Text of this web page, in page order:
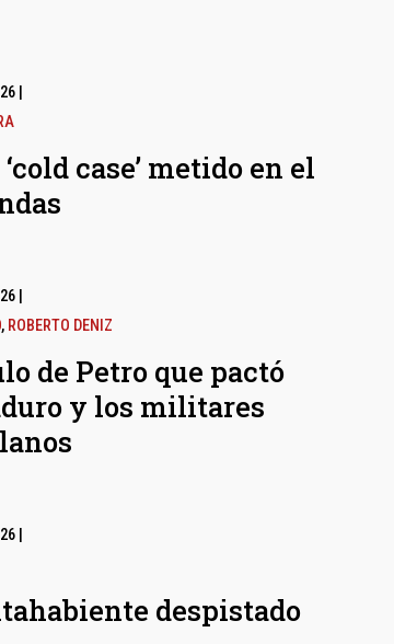
|
case’ metido en el
|
, ROBERTO DENIZ
de Petro que pactó
y los militares
|
despistado